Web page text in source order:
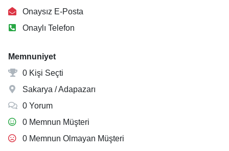
Onaysız E-Posta
Onaylı Telefon
Memnuniyet
0 Kişi Seçti
Sakarya / Adapazarı
0 Yorum
0 Memnun Müşteri
0 Memnun Olmayan Müşteri